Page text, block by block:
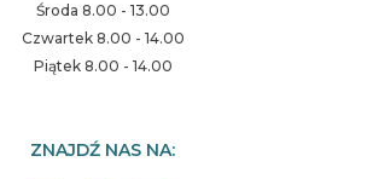
Środa 8.00 - 13.00
Czwartek 8.00 - 14.00
Piątek 8.00 - 14.00
ZNAJDŹ NAS NA: